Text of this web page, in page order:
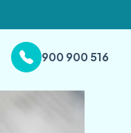
900 900 516